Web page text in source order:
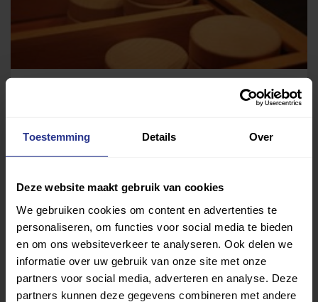
Toestemming Details Over
Deze website maakt gebruik van cookies
We gebruiken cookies om content en advertenties te
personaliseren, om functies voor social media te bieden
en om ons websiteverkeer te analyseren. Ook delen we
informatie over uw gebruik van onze site met onze
partners voor social media, adverteren en analyse. Deze
partners kunnen deze gegevens combineren met andere